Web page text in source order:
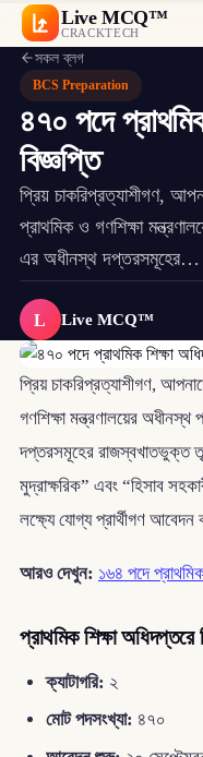
Live MCQ™
CRACKTECH
সকল ব্লগ
BCS Preparation
৪৭০ পদে
বিজ্ঞপ্তি
প্রিয় চাকরিপ্রত্যাশীগণ,
প্রাথমিক ও গণশিক্ষা
এর অধীনস্থ দপ্তরসমূহের…
L Live MCQ™
প্রিয় চাকরিপ্রত্যাশীগণ,
গণশিক্ষা মন্ত্রণালয়ের
দপ্তরসমূহের রাজস্বখাতভুক্ত
মুদ্রাক্ষরিক” এবং “হিসাব
লক্ষ্যে যোগ্য প্রার্থীগণ
আরও দেখুন: ১৬৪ পদে
প্রাথমিক শিক্ষা অধিদপ্তরে
ক্যাটাগরি: ২
মোট পদসংখ্যা: ৪৭০